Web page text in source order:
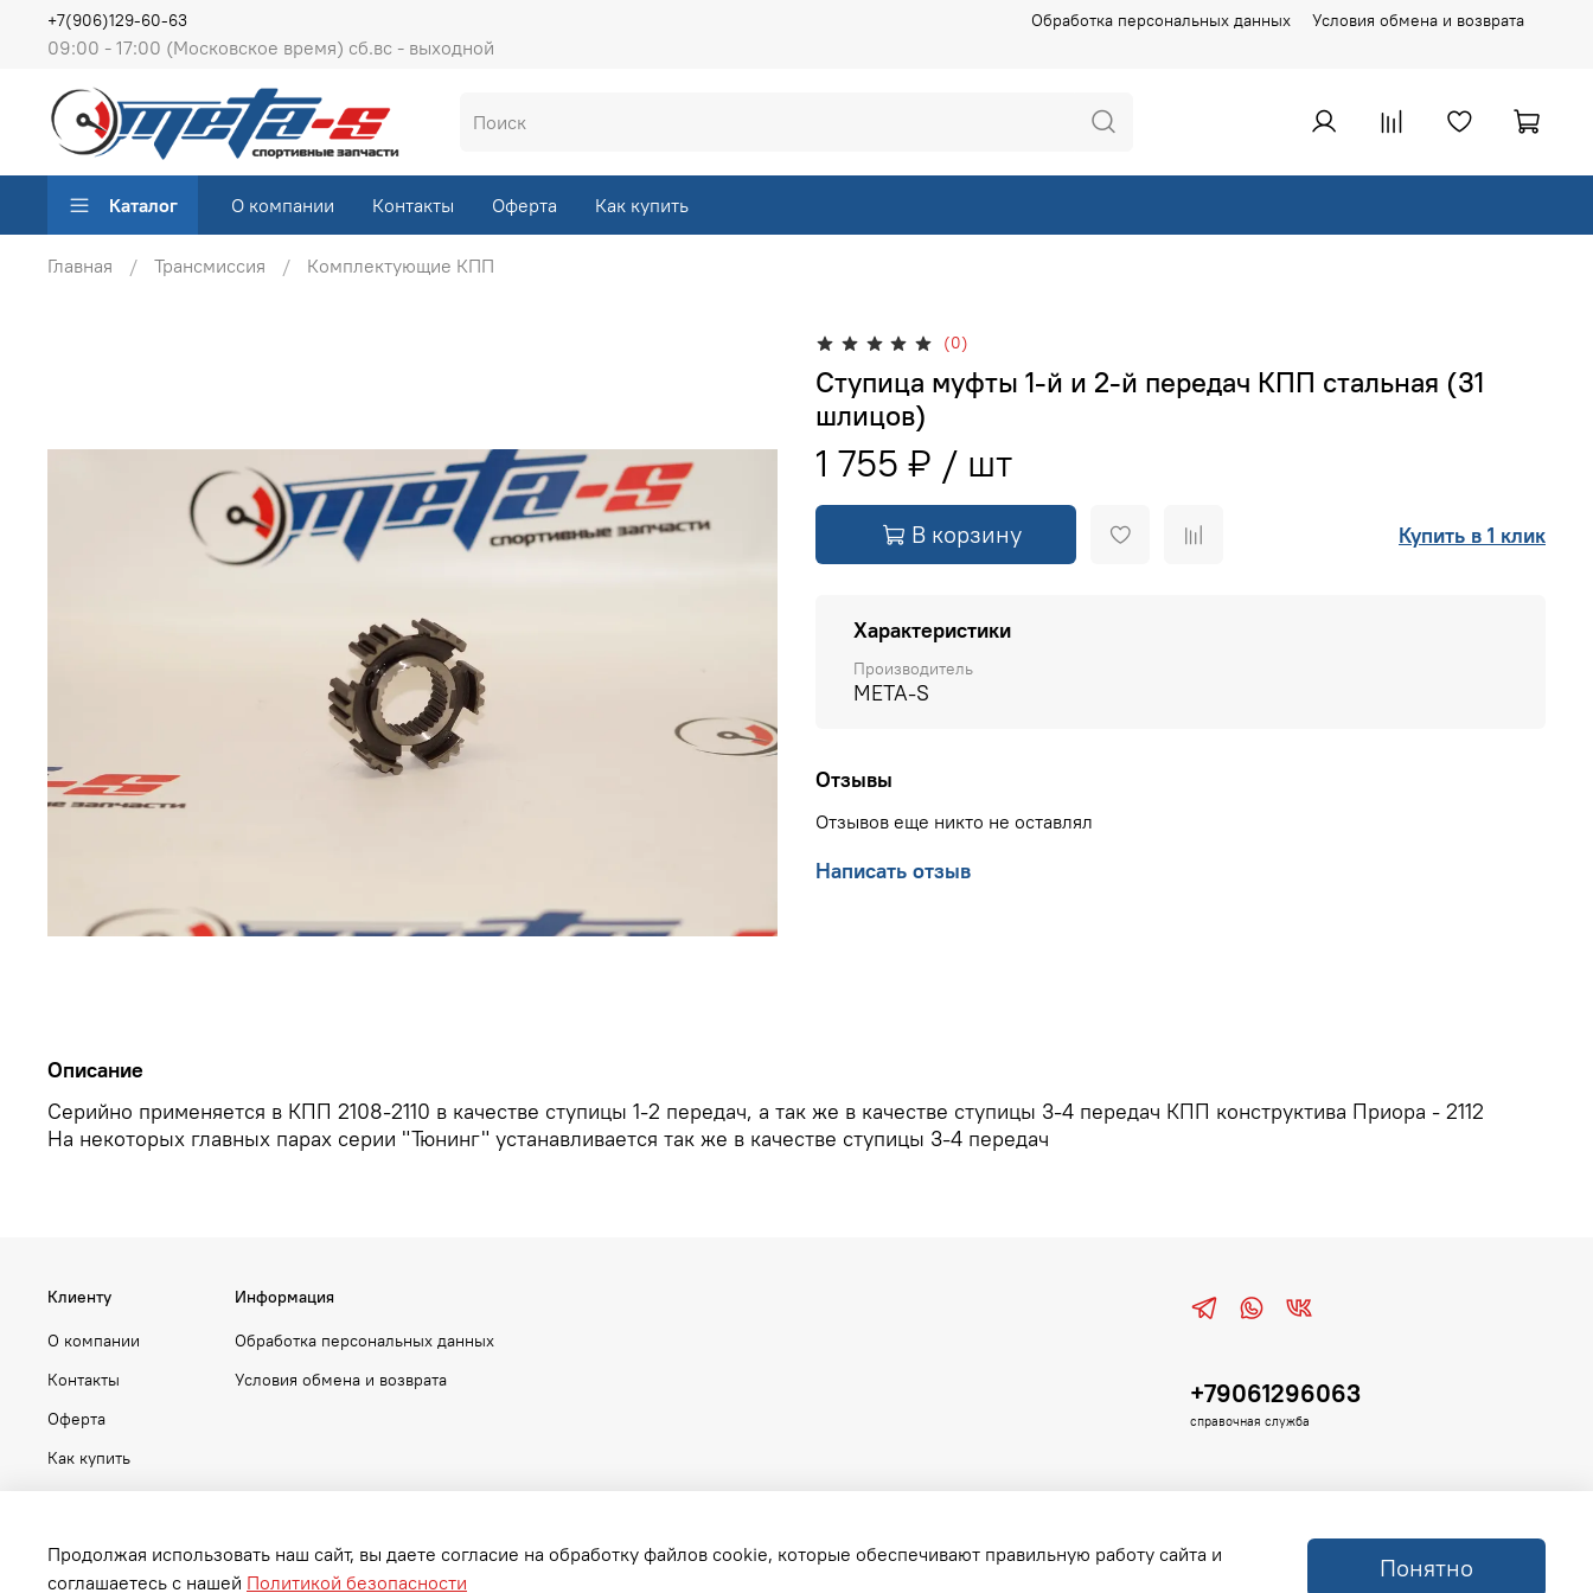
Обработка персональных данных Условия обмена и возврата
09:00 - 17:00 (Московское время) сб.вс - выходной
+7(906)129-60-63
Каталог О компании Контакты Оферта Как купить
Главная Трансмиссия Комплектующие КПП
(0)
Ступица муфты 1-й и 2-й передач КПП стальная (31
шлицов)
1 755 ₽
В корзину Купить в 1 клик
Характеристики
Производитель
META-S
Отзывы
Отзывов еще никто не оставлял
Написать отзыв
Описание
Серийно применяется в КПП 2108-2110 в качестве ступицы 1-2 передач, а так же в качестве ступицы 3-4 передач КПП конструктива Приора - 2112
На некоторых главных парах серии "Тюнинг" устанавливается так же в качестве ступицы 3-4 передач
Клиенту
О компании
Контакты
Оферта
Как купить
Информация
Обработка персональных данных
Условия обмена и возврата
+79061296063
справочная служба
Продолжая использовать наш сайт, вы даете согласие на обработку файлов cookie, которые обеспечивают правильную работу сайта и
соглашаетесь с нашей Политикой безопасности Понятно